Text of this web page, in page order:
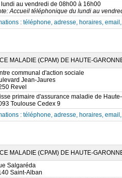
lundi au vendredi de 08h00 à 16h00
Accueil téléphonique du lundi au
: téléphone, adresse, horaires,
MALADIE (CPAM) DE HAUTE-
communal d'action sociale
Jean-Jaures
Revel
primaire d'assurance maladie de
Toulouse Cedex 9
: téléphone, adresse, horaires,
MALADIE (CPAM) DE HAUTE-
Salgaréda
Saint-Alban